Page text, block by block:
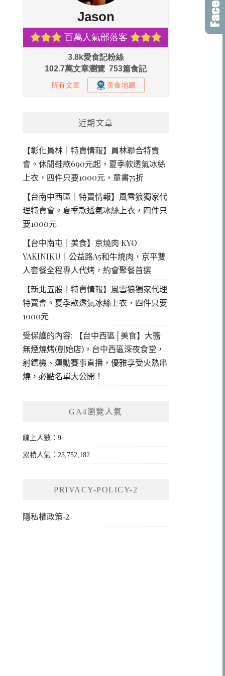
近期文章
【彰化員林｜特賣情報】員林聯合特賣
會。休閒鞋款690元起，夏季款透氣冰絲
上衣，四件只要1000元，童書75折
【台南中西區｜特賣情報】風雪狼獨家代
理特賣會。夏季款透氣冰絲上衣，四件只
要1000元
【台中南屯｜美食】京燒肉 KYO
YAKINIKU｜公益路A5和牛燒肉，京平雙
人套餐全程專人代烤，約會聚餐首選
【新北五股｜特賣情報】風雪狼獨家代理
特賣會。夏季款透氣冰絲上衣，四件只要
1000元
受保護的內容: 【台中西區│美食】大醬
無煙燒烤(創始店)。台中西區深夜食堂，
射鏢機、運動賽事直播，優雅享受火熱串
燒，必點名單大公開！
GA4瀏覽人氣
線上人數：9
累積人氣：23,752,182
PRIVACY-POLICY-2
隱私權政策-2